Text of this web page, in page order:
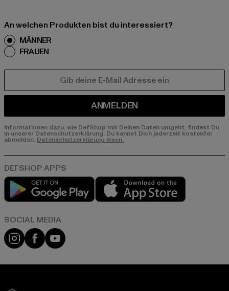
An welchen Produkten bist du interessiert?
MÄNNER
FRAUEN
ANMELDEN
Informationen dazu, wie DefShop mit Deinen Daten umgeht, findest Du
in unserer Datenschutzerklärung. Du kannst Dich jederzeit kostenfei
abmelden. Datenschutzerklärung lesen.
Play market
Instagram
FacebookYouTube